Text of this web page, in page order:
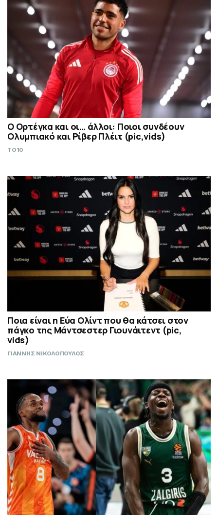
Ο Ορτέγκα και οι… άλλοι: Ποιοι συνδέουν
Ολυμπιακό και Ρίβερ Πλέιτ (pic,vids)
TO10
Ποια είναι η Εύα Ολίντ που θα κάτσει στον
πάγκο της Μάντσεστερ Γιουνάιτεντ (pic,
vids)
ΓΙΑΝΝΗΣ ΝΙΚΟΛΟΠΟΥΛΟΣ